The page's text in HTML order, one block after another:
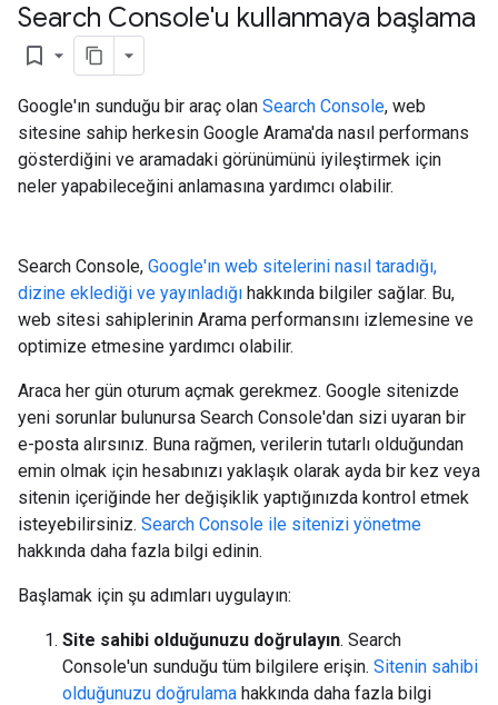
Search Console'u kullanmaya başlama
bookmark_border
Google'ın sunduğu bir araç olan Search Console, web
sitesine sahip herkesin Google Arama'da nasıl performans
gösterdiğini ve aramadaki görünümünü iyileştirmek için
neler yapabileceğini anlamasına yardımcı olabilir.
Search Console, Google'ın web sitelerini nasıl taradığı,
dizine eklediği ve yayınladığı hakkında bilgiler sağlar. Bu,
web sitesi sahiplerinin Arama performansını izlemesine ve
optimize etmesine yardımcı olabilir.
Araca her gün oturum açmak gerekmez. Google sitenizde
yeni sorunlar bulunursa Search Console'dan sizi uyaran bir
e-posta alırsınız. Buna rağmen, verilerin tutarlı olduğundan
emin olmak için hesabınızı yaklaşık olarak ayda bir kez veya
sitenin içeriğinde her değişiklik yaptığınızda kontrol etmek
isteyebilirsiniz. Search Console ile sitenizi yönetme
hakkında daha fazla bilgi edinin.
Başlamak için şu adımları uygulayın:
Site sahibi olduğunuzu doğrulayın. Search
Console'un sunduğu tüm bilgilere erişin. Sitenin sahibi
olduğunuzu doğrulama hakkında daha fazla bilgi